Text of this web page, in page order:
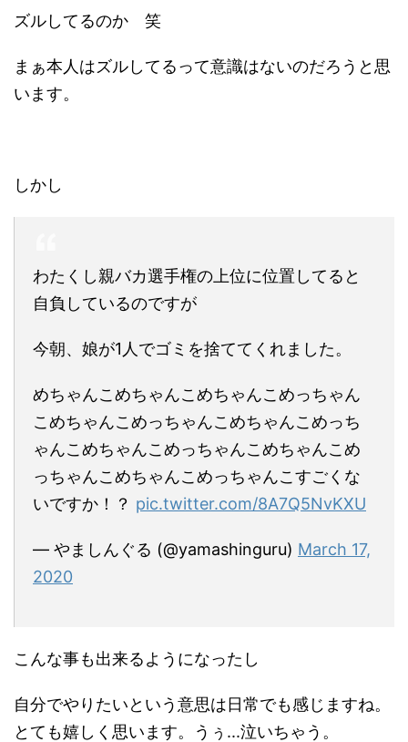
ズルしてるのか 笑
まぁ本人はズルしてるって意識はないのだろうと思
います。
しかし
わたくし親バカ選手権の上位に位置してると
自負しているのですが
今朝、娘が1人でゴミを捨ててくれました。
めちゃんこめちゃんこめちゃんこめっちゃん
こめちゃんこめっちゃんこめちゃんこめっち
ゃんこめちゃんこめっちゃんこめちゃんこめ
っちゃんこめちゃんこめっちゃんこすごくな
いですか！？ pic.twitter.com/8A7Q5NvKXU
— やましんぐる (@yamashinguru) March 17,
2020
こんな事も出来るようになったし
自分でやりたいという意思は日常でも感じますね。
とても嬉しく思います。うぅ...泣いちゃう。